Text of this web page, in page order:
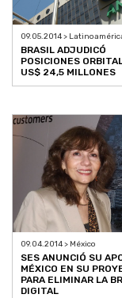
09.05.2014 >
BRASIL ADJUDICÓ
POSICIONES
US$ 24,5 MILLONES
09.04.2014 > México
SES ANUNCIÓ SU
MÉXICO EN SU
PARA ELIMINAR LA
DIGITAL